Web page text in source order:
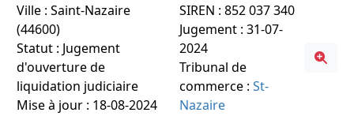
Ville : Saint-Nazaire
(44600)
Statut : Jugement
d'ouverture de
liquidation judiciaire
Mise à jour : 18-08-2024
SIREN : 852 037 340
Jugement : 31-07-
2024
Tribunal de
commerce :St-
Nazaire